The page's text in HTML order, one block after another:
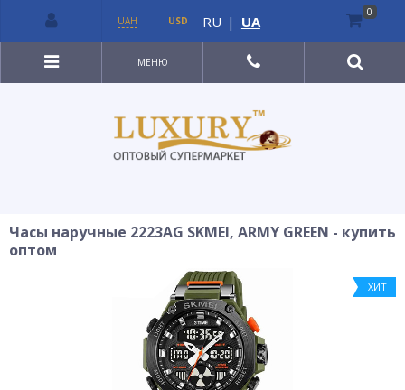
МЕНЮ
Часы наручные 2223AG SKMEI, ARMY GREEN - купить
оптом
ХИТ
UAH USD RU | UA
0